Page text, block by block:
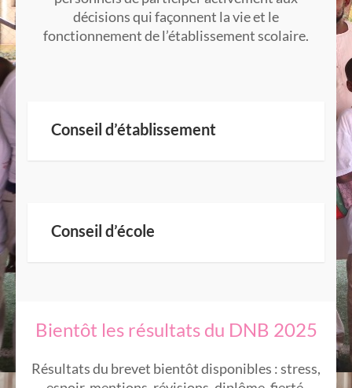
décisions qui façonnent la vie et le
fonctionnement de l’établissement scolaire.
Conseil d’établissement
Conseil d’école
Bientôt les résultats du DNB 2025
Résultats du brevet bientôt disponibles : stress,